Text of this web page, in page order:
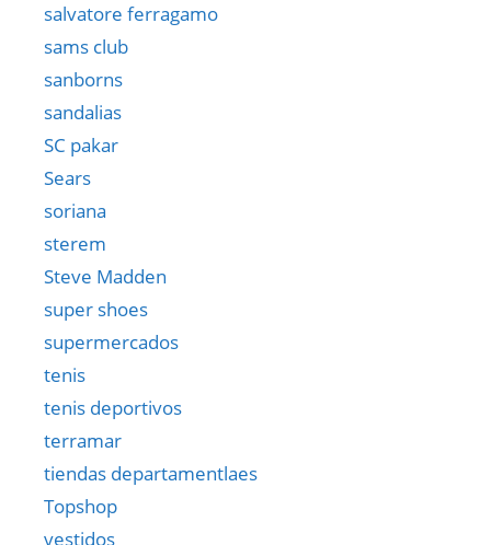
salvatore ferragamo
sams club
sanborns
sandalias
SC pakar
Sears
soriana
sterem
Steve Madden
super shoes
supermercados
tenis
tenis deportivos
terramar
tiendas departamentlaes
Topshop
vestidos